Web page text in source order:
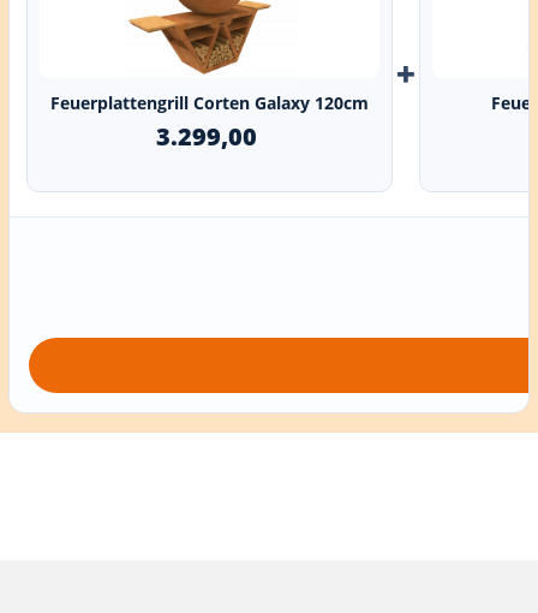
Feuerplattengrill Corten Galaxy 120cm
3.299,00
+